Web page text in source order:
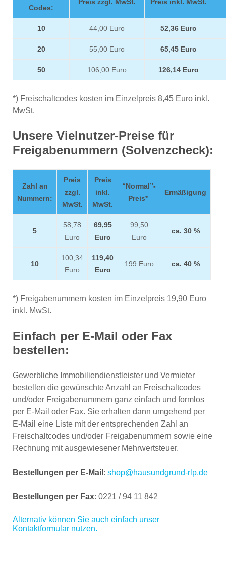
Codes:
10 44,00 Euro 52,36 Euro
20 55,00 Euro 65,45 Euro
50 106,00 Euro 126,14 Euro
*) Freischaltcodes kosten im Einzelpreis 8,45 Euro inkl.
MwSt.
Unsere Vielnutzer-Preise für
Freigabenummern (Solvenzcheck):
Zahl an
Nummern:
Preis
zzgl.
MwSt.
Preis
inkl.
MwSt.
“Normal”-
Preis*
Ermäßigung
5
58,78
Euro
69,95
Euro
99,50
Euro
ca. 30 %
10
100,34
Euro
119,40
Euro
199 Euro ca. 40 %
*) Freigabenummern kosten im Einzelpreis 19,90 Euro
inkl. MwSt.
Einfach per E-Mail oder Fax
bestellen:
Gewerbliche Immobiliendienstleister und Vermieter
bestellen die gewünschte Anzahl an Freischaltcodes
und/oder Freigabenummern ganz einfach und formlos
per E-Mail oder Fax. Sie erhalten dann umgehend per
E-Mail eine Liste mit der entsprechenden Zahl an
Freischaltcodes und/oder Freigabenummern sowie eine
Rechnung mit ausgewiesener Mehrwertsteuer.
Bestellungen per E-Mail : shop@hausundgrund-rlp.de
Bestellungen per Fax: 0221 / 94 11 842
Alternativ können Sie auch einfach unser
Kontaktformular nutzen.